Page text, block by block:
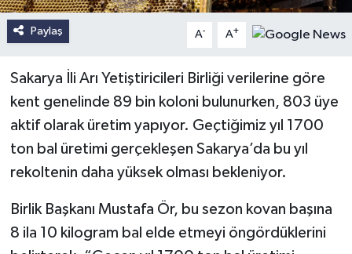
Paylaş A- A+
Sakarya İli Arı Yetiştiricileri Birliği verilerine göre
kent genelinde 89 bin koloni bulunurken, 803 üye
aktif olarak üretim yapıyor. Geçtiğimiz yıl 1700
ton bal üretimi gerçekleşen Sakarya’da bu yıl
rekoltenin daha yüksek olması bekleniyor.
Birlik Başkanı Mustafa Ör, bu sezon kovan başına
8 ila 10 kilogram bal elde etmeyi öngördüklerini